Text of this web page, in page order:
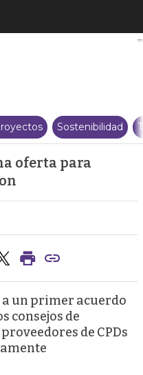
lanza una
Sostenibilidad
oferta para
un primer acuerdo
consejos de
de CPDs